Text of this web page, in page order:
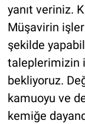
yanıt veriniz.
Müşavirin
şekilde
taleplerimizin
bekliyoruz.
kamuoyu ve
kemiğe